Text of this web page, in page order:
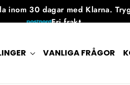
inom 30 dagar med Klarna.
Fri frakt
Tillgänglig 7 dagar i veckan
VANLIGA FRÅGOR